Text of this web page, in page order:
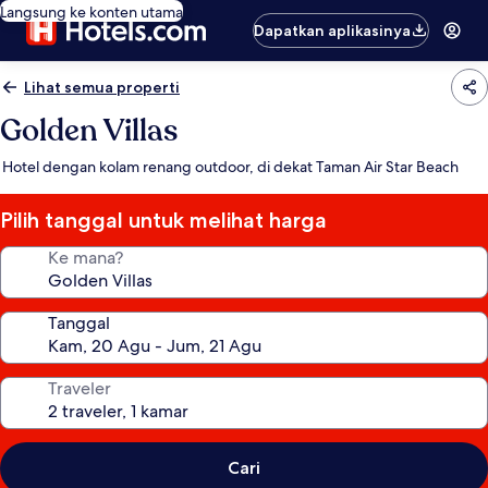
Langsung ke konten utama
Dapatkan aplikasinya
Lihat semua properti
Golden Villas
Hotel dengan kolam renang outdoor, di dekat Taman Air Star Beach
Pilih tanggal untuk melihat harga
Ke mana?
Tanggal
Traveler
Cari